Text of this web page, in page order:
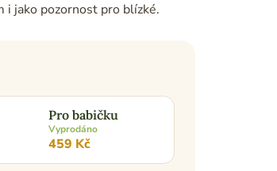
i jako pozornost pro blízké.
Pro babičku
Vyprodáno
459 Kč